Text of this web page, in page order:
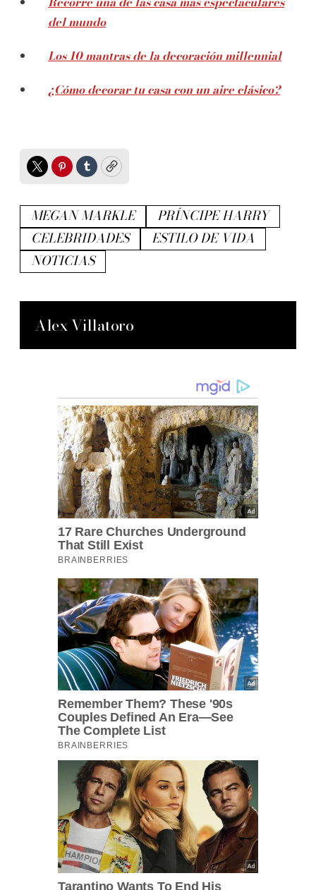
del mundo
Los 10 mantras de la decoración millennial
¿Cómo decorar tu casa con un aire clásico?
TwitterPinterest
TumblrCopy
MEGAN MARKLE
PRÍNCIPE HARRY
CELEBRIDADES
ESTILO DE VIDA
NOTICIAS
Alex Villatoro